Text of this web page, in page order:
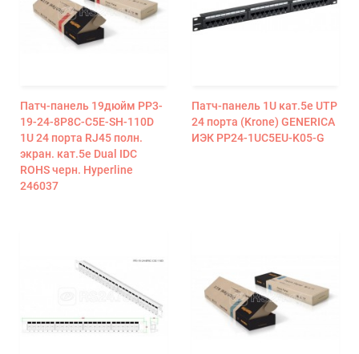
Патч-панель 19дюйм PP3-
19-24-8P8C-C5E-SH-110D
1U 24 порта RJ45 полн.
экран. кат.5e Dual IDC
ROHS черн. Hyperline
246037
Патч-панель 1U кат.5е UTP
24 порта (Krone) GENERICA
ИЭК PP24-1UC5EU-K05-G